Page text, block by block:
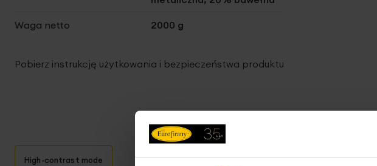
Waga netto 2000 g
Pobierz instrukcję użytkowania i bezpieczeństwa produktu
High-contrast mode